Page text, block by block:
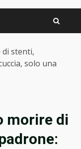
di stenti,
solo una
morire di